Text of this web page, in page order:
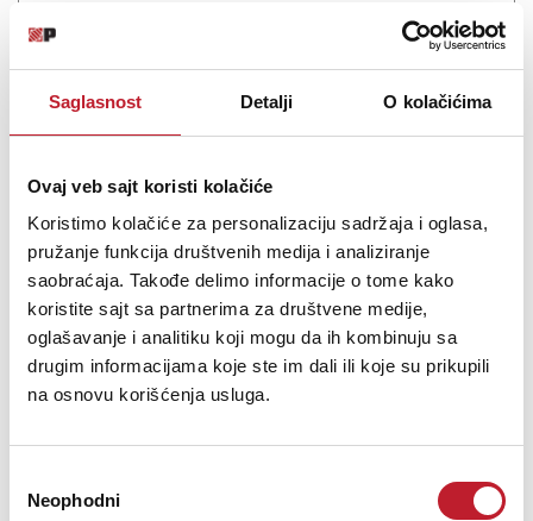
Saglasnost Detalji O kolačićima
Ovaj veb sajt koristi kolačiće
Koristimo kolačiće za personalizaciju sadržaja i oglasa,
pružanje funkcija društvenih medija i analiziranje
saobraćaja. Takođe delimo informacije o tome kako
koristite sajt sa partnerima za društvene medije,
oglašavanje i analitiku koji mogu da ih kombinuju sa
drugim informacijama koje ste im dali ili koje su prikupili
na osnovu korišćenja usluga.
сагласности
Neophodni
Ifi Audio ZEN Phono 3